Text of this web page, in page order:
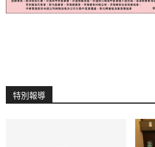
特別報導